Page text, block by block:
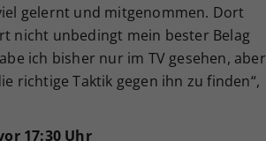
gelernt und mitgenommen. Dort
nicht unbedingt mein bester Belag
ich bisher nur im TV gesehen, aber
richtige Taktik gegen ihn zu finden“,
17:30 Uhr